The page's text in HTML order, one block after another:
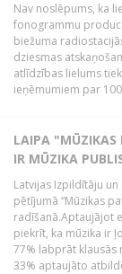
Nav noslēpums, ka
fonogrammu
biežuma
dziesmas
atlīdzības lielums
ieņēmumiem par
LAIPA "MŪZIKAS
IR MŪZIKA
Latvijas Izpildītāju
pētījumā “Mūzikas
radīšanā.Aptaujājot
piekrīt, ka mūzika ir
77% labprāt klausās
33% aptaujāto